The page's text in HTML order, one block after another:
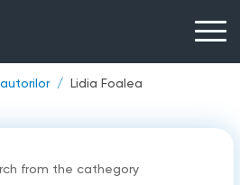
Lidia Foalea
from the cathegory